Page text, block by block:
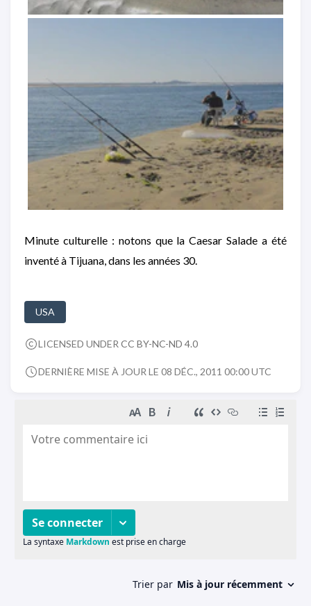
Minute culturelle : notons que la Caesar Salade a été
inventé à Tijuana, dans les années 30.
USA
LICENSED UNDER CC BY-NC-ND 4.0
DERNIÈRE MISE À JOUR LE 08 DÉC., 2011 00:00 UTC